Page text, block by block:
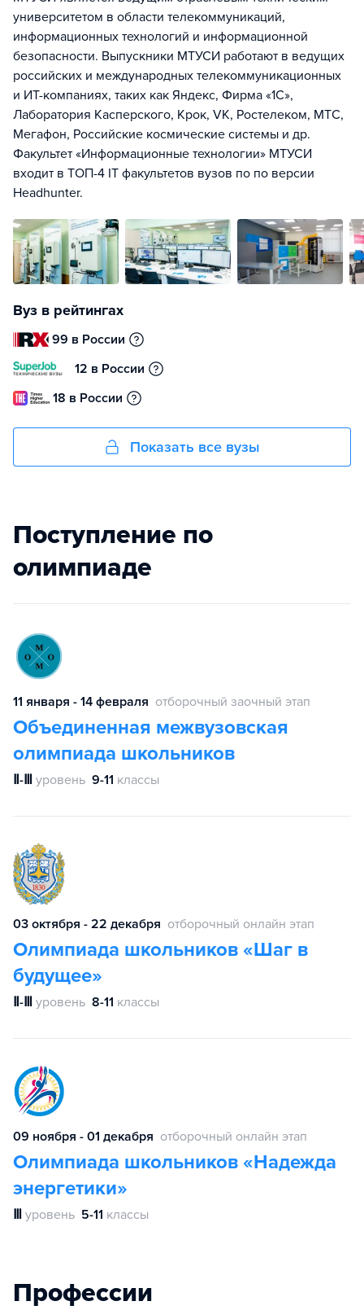
университетом в области телекоммуникаций,
информационных технологий и информационной
безопасности. Выпускники МТУСИ работают в ведущих
российских и международных телекоммуникационных
и ИТ-компаниях, таких как Яндекс, Фирма «1С»,
Лаборатория Касперского, Крок, VK, Ростелеком, МТС,
Мегафон, Российские космические системы и др.
Факультет «Информационные технологии» МТУСИ
входит в ТОП-4 IT факультетов вузов по по версии
Headhunter.
Вуз в рейтингах
99 в России
12 в России
18 в России
Показать все вузы
Поступление по
олимпиаде
11 января - 14 февраля отборочный заочный этап
Объединенная межвузовская
олимпиада школьников
Ⅱ-Ⅲ уровень 9-11 классы
03 октября - 22 декабря отборочный онлайн этап
Олимпиада школьников «Шаг в
будущее»
Ⅱ-Ⅲ уровень 8-11 классы
09 ноября - 01 декабря отборочный онлайн этап
Олимпиада школьников «Надежда
энергетики»
Ⅲ уровень 5-11 классы
Профессии